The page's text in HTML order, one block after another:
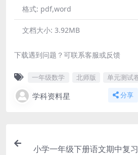
格式: pdf,word
文档大小: 3.92MB
下载遇到问题？可联系客服或反馈
一年级数学 北师版 单元测试
学科资料星 分享
小学一年级下册语文期中复